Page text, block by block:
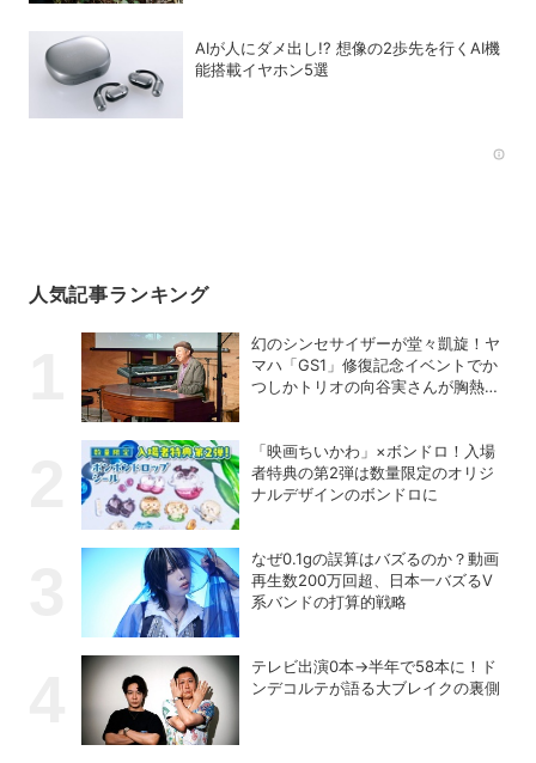
AIが人にダメ出し!? 想像の2歩先を行くAI機
能搭載イヤホン5選
人気記事ランキング
幻のシンセサイザーが堂々凱旋！ヤ
マハ「GS1」修復記念イベントでか
つしかトリオの向谷実さんが胸熱ト
「映画ちいかわ」×ボンドロ！入場
者特典の第2弾は数量限定のオリジ
ナルデザインのボンドロに
なぜ0.1gの誤算はバズるのか？動画
再生数200万回超、日本一バズるV
系バンドの打算的戦略
テレビ出演0本→半年で58本に！ド
ンデコルテが語る大ブレイクの裏側